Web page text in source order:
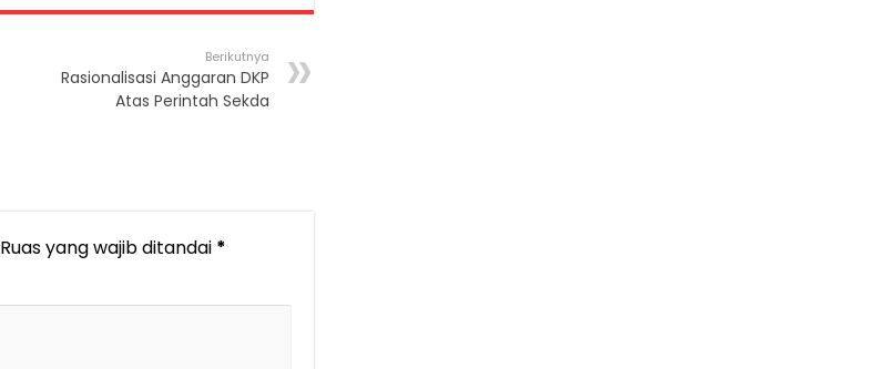
Berikutnya
Rasionalisasi Anggaran DKP
Atas Perintah Sekda
Ruas yang wajib ditandai *